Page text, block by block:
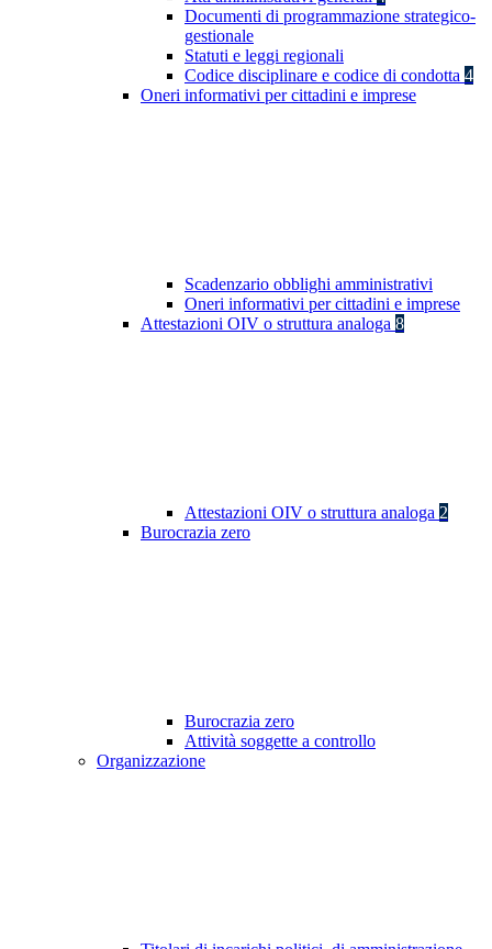
Documenti di programmazione strategico-
gestionale
Statuti e leggi regionali
Codice disciplinare e codice di condotta 4
Oneri informativi per cittadini e imprese
Scadenzario obblighi amministrativi
Oneri informativi per cittadini e imprese
Attestazioni OIV o struttura analoga 8
Attestazioni OIV o struttura analoga 2
Burocrazia zero
Burocrazia zero
Attività soggette a controllo
Organizzazione